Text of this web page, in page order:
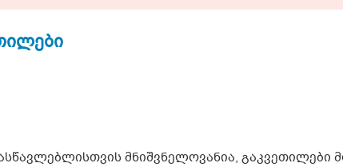
მნიშვნელოვანია, გაკვეთილები